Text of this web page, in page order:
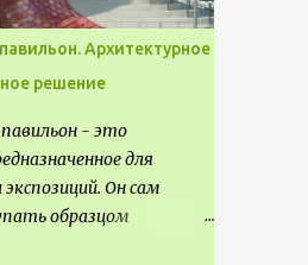
в качестве
Другие для
населенных пунктов и
Архитектурное
решение
- это
для
Он сам
образцом